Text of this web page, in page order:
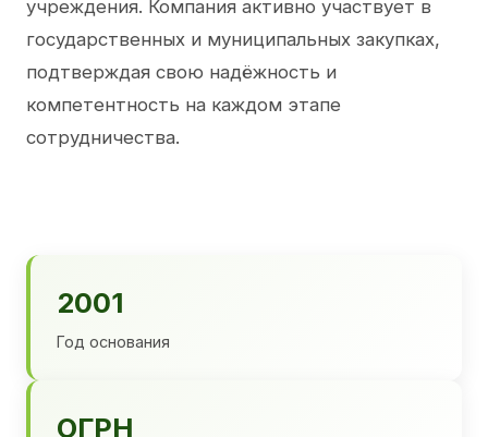
учреждения. Компания активно участвует в
государственных и муниципальных закупках,
подтверждая свою надёжность и
компетентность на каждом этапе
сотрудничества.
2001
Год основания
ОГРН